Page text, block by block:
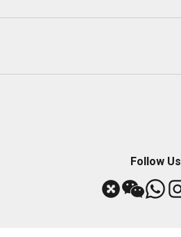
Follow Us